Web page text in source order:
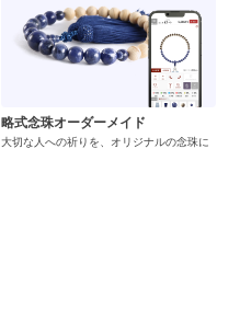
略式念珠オーダーメイド
大切な人への祈りを、オリジナルの念珠に